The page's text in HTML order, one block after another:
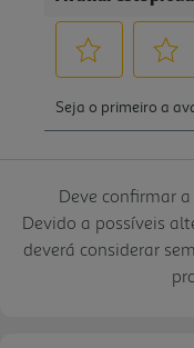
Deve confirmar
Devido a possíveis
deverá considerar